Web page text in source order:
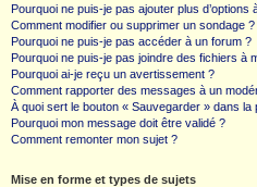
Pourquoi ne puis-je pas ajouter plus d’options
Comment modifier ou supprimer un sondage ?
Pourquoi ne puis-je pas accéder à un forum ?
Pourquoi ne puis-je pas joindre des fichiers à
Pourquoi ai-je reçu un avertissement ?
Comment rapporter des messages à un
À quoi sert le bouton « Sauvegarder » dans
Pourquoi mon message doit être validé ?
Comment remonter mon sujet ?
Mise en forme et types de sujets